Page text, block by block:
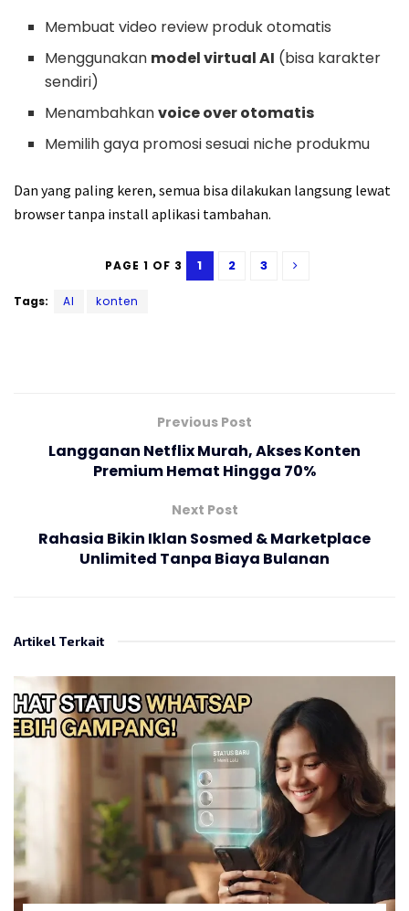
Membuat video review produk otomatis
Menggunakan model virtual AI (bisa karakter
sendiri)
Menambahkanvoice over otomatis
Memilih gaya promosi sesuai niche produkmu
Dan yang paling keren, semua bisa dilakukan langsung lewat
browser tanpa install aplikasi tambahan.
PAGE 1 OF 3 1 2 3
Tags: AI konten
Previous Post
Langganan Netflix Murah, Akses Konten
Premium Hemat Hingga 70%
Next Post
Rahasia Bikin Iklan Sosmed & Marketplace
Unlimited Tanpa Biaya Bulanan
Artikel Terkait